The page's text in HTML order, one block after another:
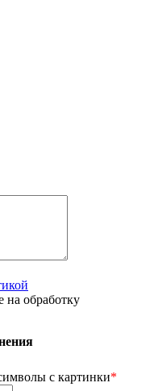
на обработку
с картинки*